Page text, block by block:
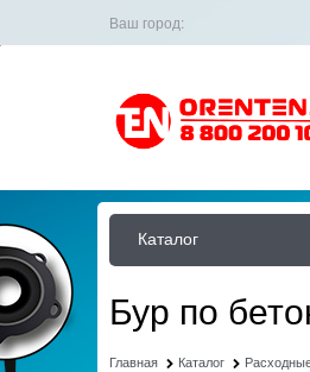
Ваш город:
Каталог
Бур по
Главная Каталог